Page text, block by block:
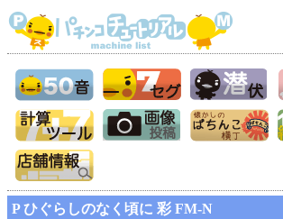
P ひぐらしのなく頃に 彩 FM-N